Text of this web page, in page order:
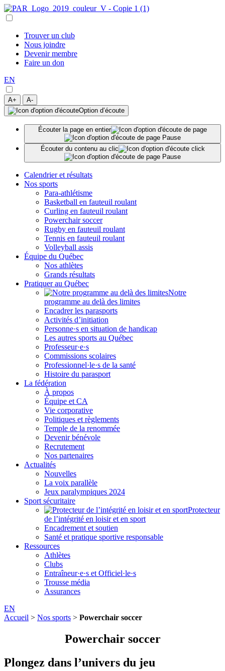
Trouver un club
Nous joindre
Devenir membre
Faire un don
EN
A+
A-
Option d’écoute
Écouter la page en entier
Écouter du contenu au clic
Calendrier et résultats
Nos sports
Para-athlétisme
Basketball en fauteuil roulant
Curling en fauteuil roulant
Powerchair soccer
Rugby en fauteuil roulant
Tennis en fauteuil roulant
Volleyball assis
Équipe du Québec
Nos athlètes
Grands résultats
Pratiquer au Québec
Notre
programme au delà des limites
Encadrer les parasports
Activités d’initiation
Personne·s en situation de handicap
Les autres sports au Québec
Professeur·e·s
Commissions scolaires
Professionnel·le·s de la santé
Histoire du parasport
La fédération
À propos
Équipe et CA
Vie corporative
Politiques et règlements
Temple de la renommée
Devenir bénévole
Recrutement
Nos partenaires
Actualités
Nouvelles
La voix parallèle
Jeux paralympiques 2024
Sport sécuritaire
Protecteur
de l’intégrité en loisir et en sport
Encadrement et soutien
Santé et pratique sportive responsable
Ressources
Athlètes
Clubs
Entraîneur·e·s et Officiel·le·s
Trousse média
Assurances
EN
Accueil > Nos sports > Powerchair soccer
Powerchair soccer
Plongez dans l’univers du jeu